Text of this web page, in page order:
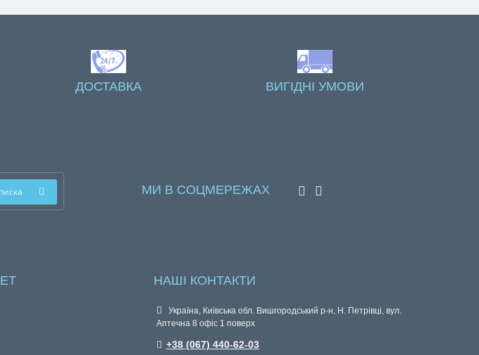
ДОСТАВКА ВИГІДНІ УМОВИ
МИ В СОЦМЕРЕЖАХ
НАШІ КОНТАКТИ
Україна, Київська обл. Вишгородський р-н, Н. Петрівці, вул.
Аптечна 8 офіс 1 поверх
+38 (067) 440-62-03